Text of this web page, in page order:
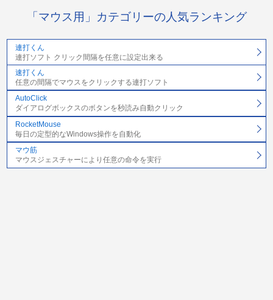
「マウス用」カテゴリーの人気ランキング
連打くん
連打ソフト クリック間隔を任意に設定出来る
速打くん
任意の間隔でマウスをクリックする連打ソフト
AutoClick
ダイアログボックスのボタンを秒読み自動クリック
RocketMouse
毎日の定型的なWindows操作を自動化
マウ筋
マウスジェスチャーにより任意の命令を実行